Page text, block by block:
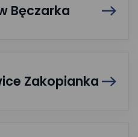
Bęczarka
Zakopianka